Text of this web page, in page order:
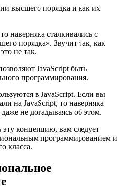
высшего порядка и как их
наверняка сталкивались с
порядка». Звучит так, как
не так.
JavaScript быть
программирования.
в JavaScript. Если вы
на JavaScript, то наверняка
не догадываясь об этом.
концепцию, вам следует
программированием и
класса.